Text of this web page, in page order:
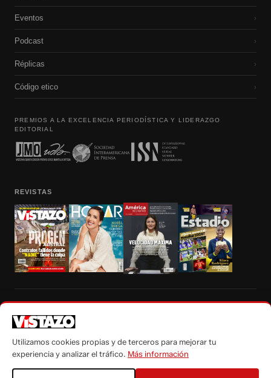
Eventos ›
Podcast ›
Réplicas ›
Código etico ›
PREMIOS A LA EXCELENCIA PERIODÍSTICA Y LIDERAZGO
EDITORIAL
REVISTAS
autorización escrita de su titular, de todos los contenidos de Vistazo.com.
Utilizamos cookies propias y de terceros para mejorar tu
experiencia y analizar el tráfico. Más información